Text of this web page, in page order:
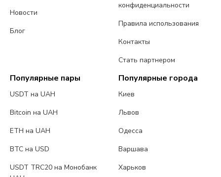
Новости
Блог
конфиденциальности
Правила использования
Контакты
Стать партнером
Популярные пары
USDT на UAH
Bitcoin на UAH
ETH на UAH
BTC на USD
USDT TRC20 на Монобанк
Популярные города
Киев
Львов
Одесса
Варшава
Харьков